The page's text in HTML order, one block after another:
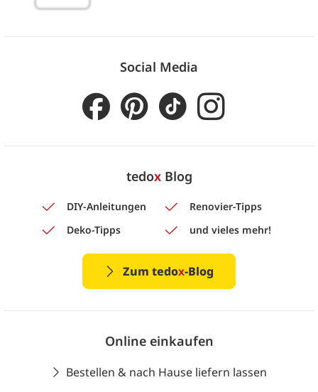
Social Media
tedoxBlog
DIY-Anleitungen
Renovier-Tipps
Deko-Tipps
und vieles mehr!
Zum tedox-Blog
Online einkaufen
Bestellen & nach Hause liefern lassen